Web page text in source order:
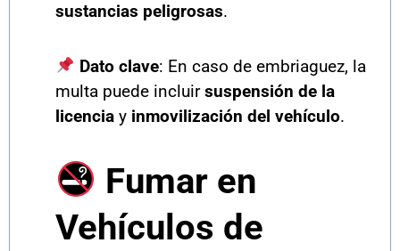
sustancias peligrosas.
Dato clave: En caso de embriaguez, la
multa puede incluirsuspensión de la
licencia y inmovilización del vehículo.
Fumar en
Vehículos de